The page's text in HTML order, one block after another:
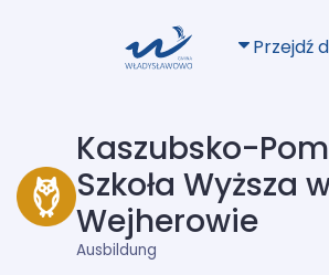
Przejdź
Kaszubsko-
Szkoła Wyższa
Wejherowie
Ausbildung